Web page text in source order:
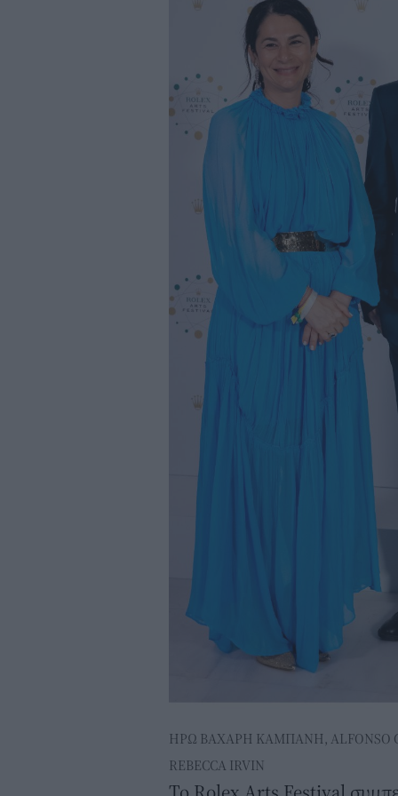
ΗΡΩ ΒΑΧΑΡΗ ΚΑΜΠΑΝΗ, ALFONSO
REBECCA IRVIN